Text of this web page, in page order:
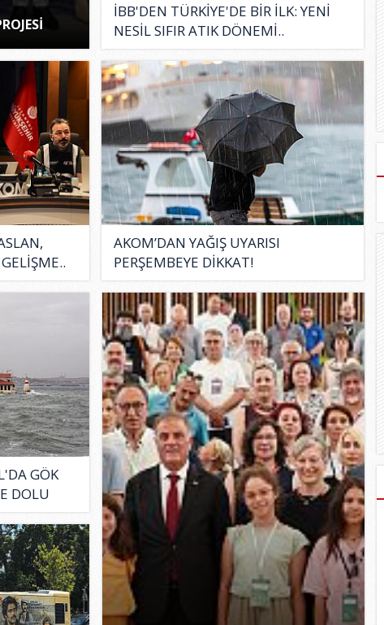
İBB'DEN TÜRKİYE'DE BİR İLK: YENİ
NESİL SIFIR ATIK DÖNEMİ..
AKOM’DAN YAĞIŞ UYARISI
PERŞEMBEYE DİKKAT!
GÖK
DOLU